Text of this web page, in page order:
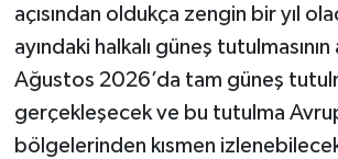
açısından oldukça zengin bir yıl
ayındaki halkalı güneş tutulmasının
Ağustos 2026’da tam güneş
gerçekleşecek ve bu tutulma
bölgelerinden kısmen